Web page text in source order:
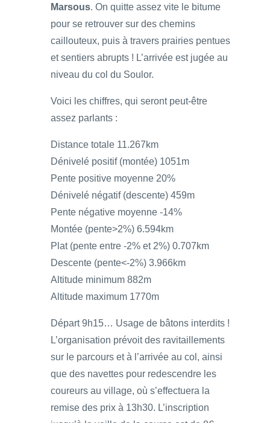
Marsous. On quitte assez vite le bitume
pour se retrouver sur des chemins
caillouteux, puis à travers prairies pentues
et sentiers abrupts ! L’arrivée est jugée au
niveau du col du Soulor.
Voici les chiffres, qui seront peut-être
assez parlants :
Distance totale 11.267km
Dénivelé positif (montée) 1051m
Pente positive moyenne 20%
Dénivelé négatif (descente) 459m
Pente négative moyenne -14%
Montée (pente>2%) 6.594km
Plat (pente entre -2% et 2%) 0.707km
Descente (pente<-2%) 3.966km
Altitude minimum 882m
Altitude maximum 1770m
Départ 9h15… Usage de bâtons interdits !
L’organisation prévoit des ravitaillements
sur le parcours et à l’arrivée au col, ainsi
que des navettes pour redescendre les
coureurs au village, où s’effectuera la
remise des prix à 13h30. L’inscription